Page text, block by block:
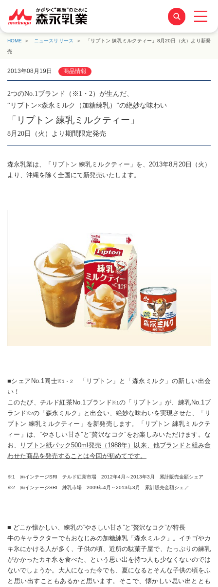
HOME ニュースリリース
「リプトン 練乳ミルクティー」8月20日（火）より新発
売
2013年08月19日 商品情報
2つのNo.1ブランド（※1・2）が生んだ、
“リプトン×森永ミルク（加糖練乳）”の絶妙な味わい
「リプトン 練乳ミルクティー」
8月20日（火）より期間限定発売
森永乳業は、「リプトン 練乳ミルクティー」を、2013年8月20日（火）
より、沖縄を除く全国にて新発売いたします。
■シェアNo.1同士※1・2
「リプトン」と「森永ミルク」の新しい出会
い！
このたび、チルド紅茶No.1ブランド※1の「リプトン」が、練乳No.1ブ
ランド※2の「森永ミルク」と出会い、絶妙な味わいを実現させた、「リ
プトン 練乳ミルクティー」を新発売します。「リプトン 練乳ミルクテ
ィー」は、“やさしい甘さ”と“贅沢なコク”をお楽しみいただけます。な
お、
リプトン紙パック500ml発売（1988年）以来、他ブランドと組み合
わせた商品を発売することは今回が初めてです。
※1 ㈱インテージSRI チルド紅茶市場 2012年4月～2013年3月 累計販売金額シェア
※2 ㈱インテージSRI 練乳市場 2009年4月～2013年3月 累計販売金額シェア
■ どこか懐かしい、練乳の“やさしい甘さ”と“贅沢なコク”が特長
牛のキャラクターでもおなじみの加糖練乳「森永ミルク」。イチゴやカ
キ氷にかける人が多く、子供の頃、近所の駄菓子屋で、たっぷりの練乳
がかかったカキ氷を食べた、という思い出を持つ人も少なくないのでは
ないでしょうか。大人になった今でも、夏になるとそんな子供の頃をふ
と思い出すこともあるかと思います。そこで、懐かしい思い出ととも